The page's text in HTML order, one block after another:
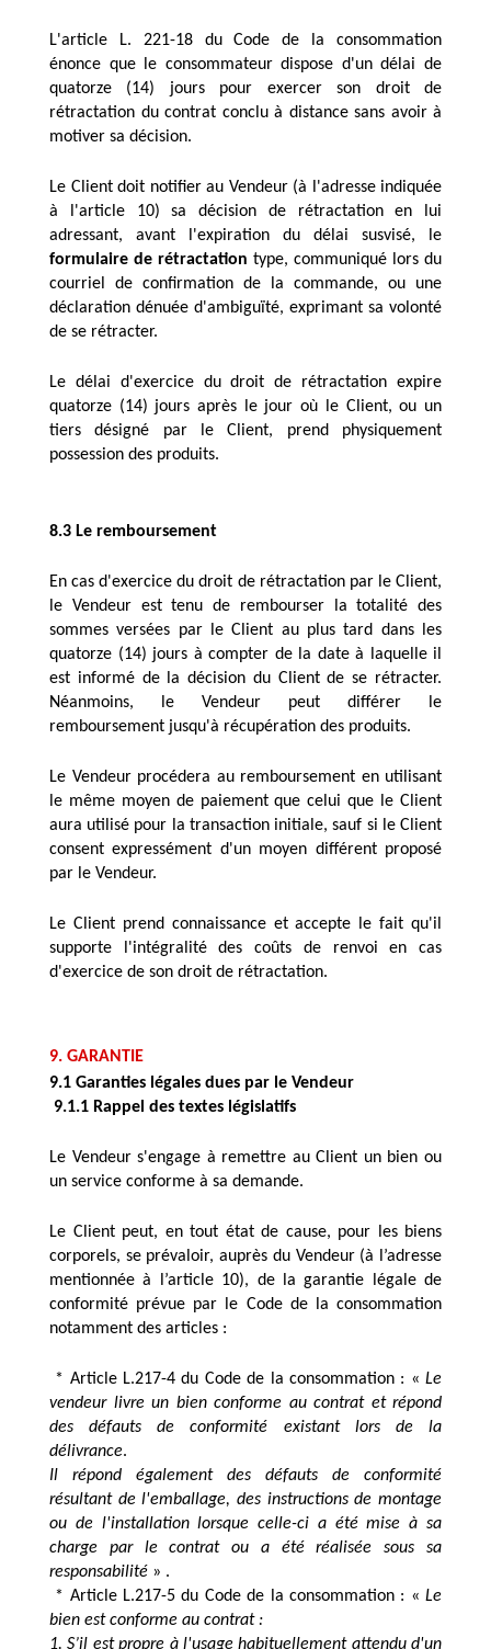
L'article L. 221-18 du Code de la consommation
énonce que le consommateur dispose d'un délai de
quatorze (14) jours pour exercer son droit de
rétractation du contrat conclu à distance sans avoir à
motiver sa décision.
Le Client doit notifier au Vendeur (à l'adresse indiquée
à l'article 10) sa décision de rétractation en lui
formulaire de rétractation type, communiqué lors du
courriel de confirmation de la commande, ou une
déclaration dénuée d'ambiguïté, exprimant sa volonté
de se rétracter.
Le délai d'exercice du droit de rétractation expire
quatorze (14) jours après le jour où le Client, ou un
tiers désigné par le Client, prend physiquement
possession des produits.
8.3 Le remboursement
En cas d'exercice du droit de rétractation par le Client,
le Vendeur est tenu de rembourser la totalité des
sommes versées par le Client au plus tard dans les
quatorze (14) jours à compter de la date à laquelle il
est informé de la décision du Client de se rétracter.
Néanmoins, le Vendeur peut différer le
remboursement jusqu'à récupération des produits.
Le Vendeur procédera au remboursement en utilisant
le même moyen de paiement que celui que le Client
aura utilisé pour la transaction initiale, sauf si le Client
consent expressément d'un moyen différent proposé
par le Vendeur.
Le Client prend connaissance et accepte le fait qu'il
supporte l'intégralité des coûts de renvoi en cas
d'exercice de son droit de rétractation.
9. GARANTIE
9.1 Garanties légales dues par le Vendeur
9.1.1 Rappel des textes législatifs
Le Vendeur s'engage à remettre au Client un bien ou
un service conforme à sa demande.
Le Client peut, en tout état de cause, pour les biens
corporels, se prévaloir, auprès du Vendeur (à l’adresse
mentionnée à l’article 10), de la garantie légale de
conformité prévue par le Code de la consommation
notamment des articles :
* Article L.217-4 du Code de la consommation : « Le
vendeur livre un bien conforme au contrat et répond
des défauts de conformité existant lors de la
délivrance.
Il répond également des défauts de conformité
résultant de l'emballage, des instructions de montage
ou de l'installation lorsque celle-ci a été mise à sa
charge par le contrat ou a été réalisée sous sa
responsabilité » .
* Article L.217-5 du Code de la consommation : « Le
bien est conforme au contrat :
1. S’il est propre à l'usage habituellement attendu d'un